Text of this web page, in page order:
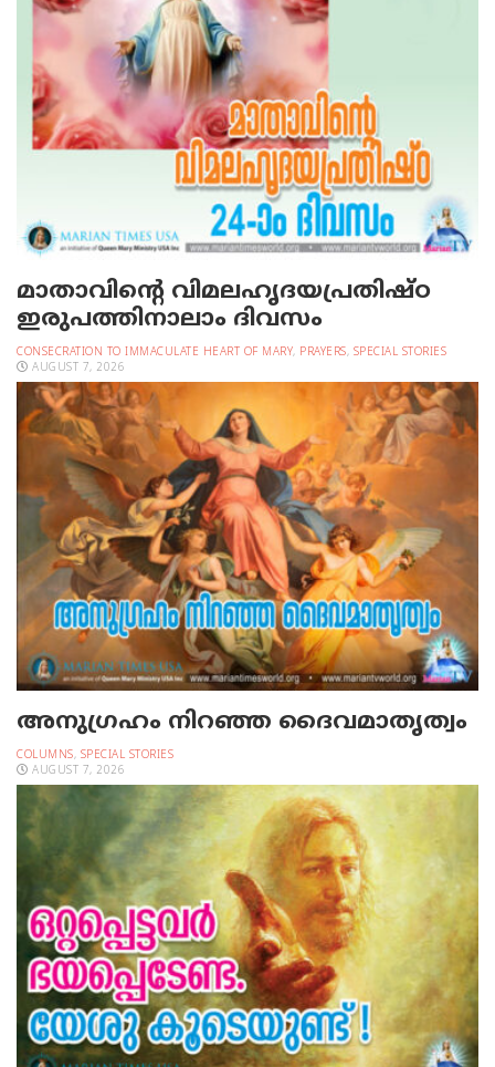
മാതാവിന്റെ വിമലഹൃദയപ്രതിഷ്ഠ
ഇരുപത്തിനാലാം ദിവസം
CONSECRATION TO IMMACULATE HEART OF MARY, PRAYERS, SPECIAL STORIES
AUGUST 7, 2026
അനുഗ്രഹം നിറഞ്ഞ ദൈവമാതൃത്വം
COLUMNS, SPECIAL STORIES
AUGUST 7, 2026